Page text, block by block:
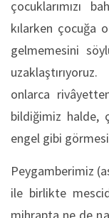
çocuklarımızı
kılarken çocuğa
gelmemesini
onlarca
bildiğimiz halde,
engel gibi
Peygamberimiz
ile birlikte